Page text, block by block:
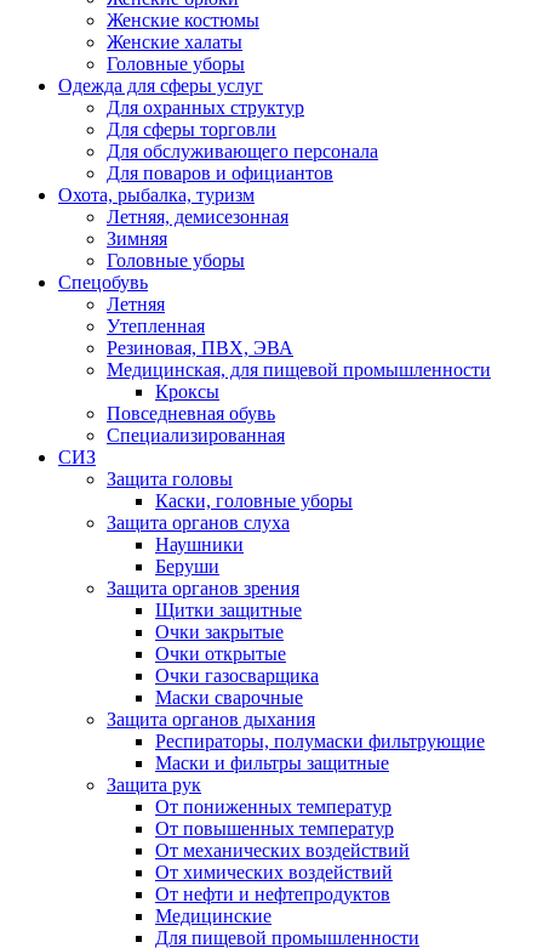
Женские костюмы
Женские халаты
Головные уборы
Одежда для сферы услуг
Для охранных структур
Для сферы торговли
Для обслуживающего персонала
Для поваров и официантов
Охота, рыбалка, туризм
Летняя, демисезонная
Зимняя
Головные уборы
Спецобувь
Летняя
Утепленная
Резиновая, ПВХ, ЭВА
Медицинская, для пищевой промышленности
Кроксы
Повседневная обувь
Специализированная
СИЗ
Защита головы
Каски, головные уборы
Защита органов слуха
Наушники
Беруши
Защита органов зрения
Щитки защитные
Очки закрытые
Очки открытые
Очки газосварщика
Маски сварочные
Защита органов дыхания
Респираторы, полумаски фильтрующие
Маски и фильтры защитные
Защита рук
От пониженных температур
От повышенных температур
От механических воздействий
От химических воздействий
От нефти и нефтепродуктов
Медицинские
Для пищевой промышленности